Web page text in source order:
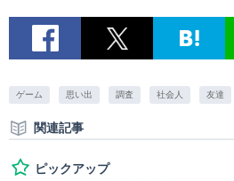
ゲーム 思い出 調査 社会人 友達
関連記事
ピックアップ